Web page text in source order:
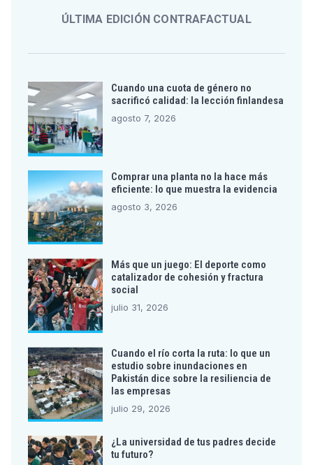
ÚLTIMA EDICIÓN CONTRAFACTUAL
Cuando una cuota de género no
sacrificó calidad: la lección finlandesa
agosto 7, 2026
Comprar una planta no la hace más
eficiente: lo que muestra la evidencia
agosto 3, 2026
Más que un juego: El deporte como
catalizador de cohesión y fractura
social
julio 31, 2026
Cuando el río corta la ruta: lo que un
estudio sobre inundaciones en
Pakistán dice sobre la resiliencia de
las empresas
julio 29, 2026
¿La universidad de tus padres decide
tu futuro?